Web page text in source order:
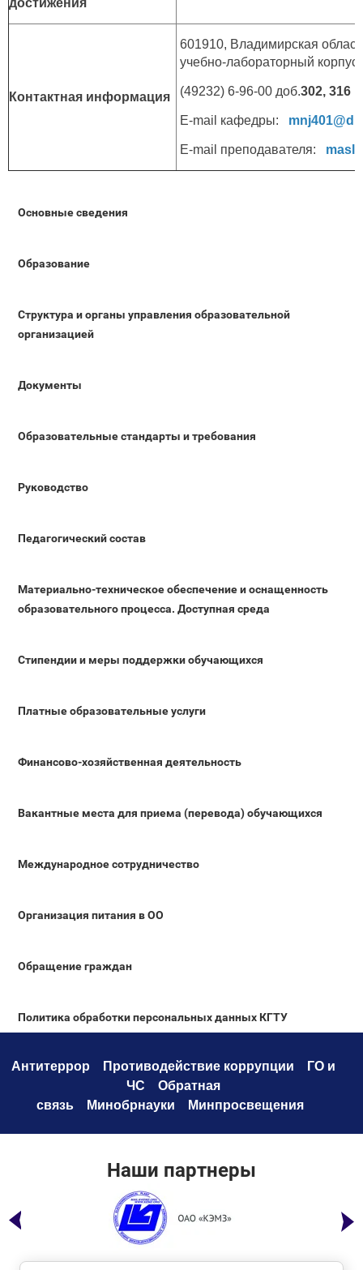
Основные сведения
Образование
Структура и органы управления образовательной
организацией
Документы
Образовательные стандарты и требования
Руководство
Педагогический состав
Материально-техническое обеспечение и оснащенность
образовательного процесса. Доступная среда
Стипендии и меры поддержки обучающихся
Платные образовательные услуги
Финансово-хозяйственная деятельность
Вакантные места для приема (перевода) обучающихся
Международное сотрудничество
Организация питания в ОО
Обращение граждан
Политика обработки персональных данных КГТУ
достижения
Контактная информация
601910, Владимирская
учебно-лабораторный
(49232) 6-96-00 доб.302, 316
E-mail кафедры:
E-mail преподавателя:
Антитеррор Противодействие коррупции
ГО и
ЧС
Обратная
связь
Минобрнауки Минпросвещения
Наши партнеры